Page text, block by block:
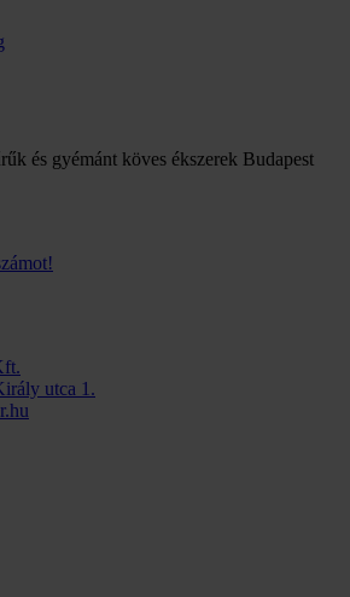
és gyémánt köves ékszerek Budapest
utca 1.